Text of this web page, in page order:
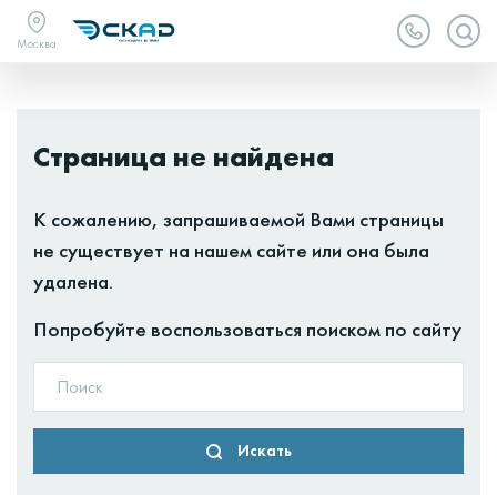
Москва
Страница не найдена
К сожалению, запрашиваемой Вами страницы
не существует на нашем сайте или она была
удалена.
Попробуйте воспользоваться поиском по сайту
Искать